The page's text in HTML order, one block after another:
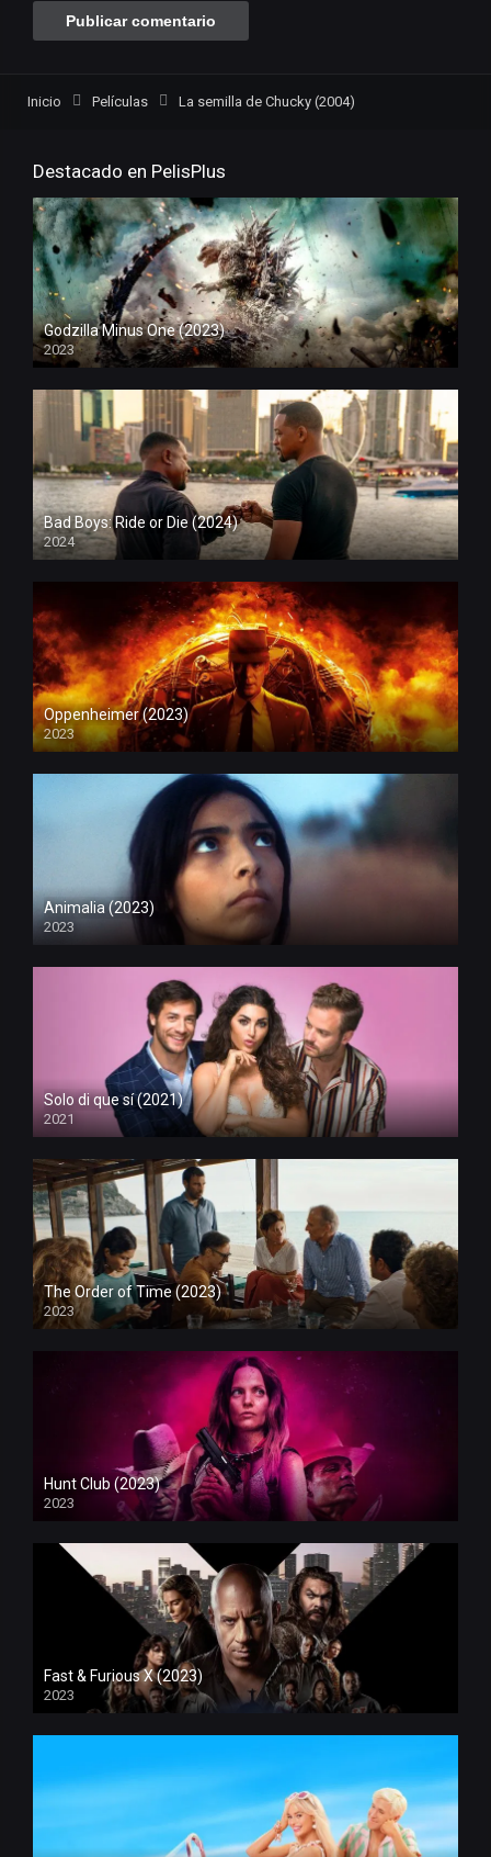
Inicio Películas La semilla de Chucky (2004)
Destacado en PelisPlus
Godzilla Minus One (2023)
2023
Bad Boys: Ride or Die (2024)
2024
Oppenheimer (2023)
2023
Animalia (2023)
2023
Solo di que sí (2021)
2021
The Order of Time (2023)
2023
Hunt Club (2023)
2023
Fast & Furious X (2023)
2023